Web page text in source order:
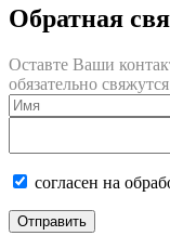
Обратная
Оставте Ваши
обязательно
согласен на